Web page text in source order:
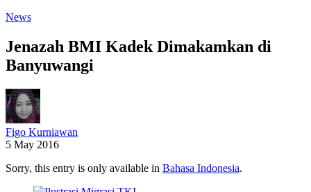
News
Jenazah BMI Kadek Dimakamkan di
Banyuwangi
Figo Kurniawan
5 May 2016
Sorry, this entry is only available in Bahasa Indonesia.